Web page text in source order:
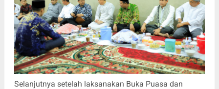
Selanjutnya setelah laksanakan Buka Puasa dan